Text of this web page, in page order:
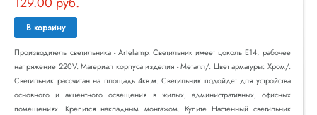
В корзину
Производитель светильника - Artelamp. Светильник имеет цоколь E14, рабочее
напряжение 220V. Материал корпуса изделия - Металл/. Цвет арматуры: Хром/.
Светильник рассчитан на площадь 4кв.м. Светильник подойдет для устройства
основного и акцентного освещения в жилых, административных, офисных
помещениях. Крепится накладным монтажом. Купите Настенный светильник